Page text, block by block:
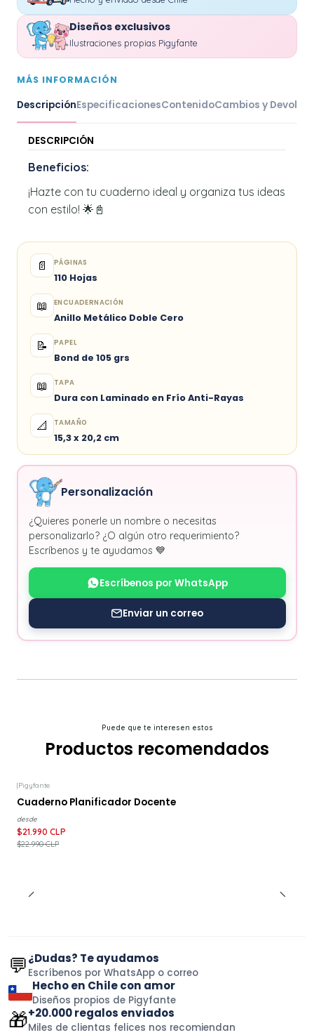
Diseños exclusivos
Ilustraciones propias Pigyfante
MÁS INFORMACIÓN
DescripciónEspecificacionesContenidoCambios y
DESCRIPCIÓN
Beneficios:
¡Hazte con tu cuaderno ideal y organiza tus ideas
con estilo! 🌟📓
📄 PÁGINAS
110 Hojas
📖 ENCUADERNACIÓN
Anillo Metálico Doble Cero
📝 PAPEL
Bond de 105 grs
📖 TAPA
Dura con Laminado en Frío Anti-Rayas
📐 TAMAÑO
15,3 x 20,2 cm
Personalización
¿Quieres ponerle un nombre o necesitas
personalizarlo? ¿O algún otro requerimiento?
Escríbenos y te ayudamos 💙
Escríbenos por WhatsApp
Enviar un correo
Puede que te interesen estos
Productos recomendados
-4% DESCUENTO
|Pigyfante
Cuaderno Planificador Docente
desde
$21.990 CLP
$22.990 CLP
💬¿Dudas? Te ayudamos
Escríbenos por WhatsApp o correo
Hecho en Chile con amor
Diseños propios de Pigyfante
🎁+20.000 regalos enviados
Miles de clientas felices nos recomiendan